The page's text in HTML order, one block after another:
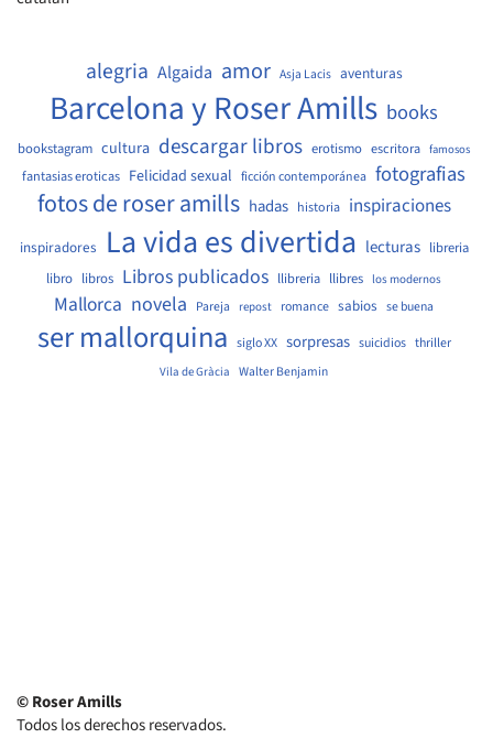
alegria Algaida amor Asja Lacis aventuras
Barcelona y Roser Amills books
bookstagram cultura descargar libros erotismo escritora famosos
fantasias eroticas Felicidad sexual ficción contemporánea fotografias
fotos de roser amills hadas historia inspiraciones
inspiradores La vida es divertida lecturas libreria
libro libros Libros publicados llibreria llibres los modernos
Mallorca novela Pareja repost romance sabios se buena
ser mallorquina siglo XX sorpresas suicidios thriller
Vila de Gràcia Walter Benjamin
© Roser Amills
Todos los derechos reservados.